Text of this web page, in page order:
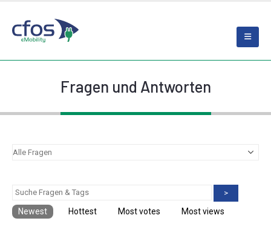
Fragen und Antworten
>
Newest Hottest Most votes Most views